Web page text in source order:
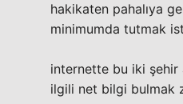
hakikaten pahalıya
minimumda tutmak
internette bu iki şehir
ilgili net bilgi bulmak